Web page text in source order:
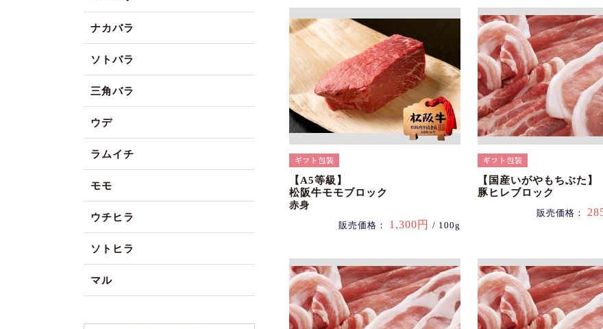
【A5等級】
松阪牛モモブロック
赤身
販売価格： 1,300円 / 100g
【国産いがやもちぶた】
豚ヒレブロック
販売価格：
ナカバラ
ソトバラ
三角バラ
ウデ
ラムイチ
モモ
ウチヒラ
ソトヒラ
マル